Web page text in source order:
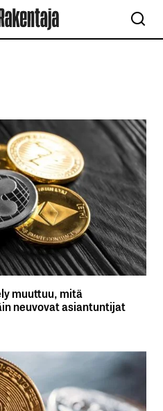
muuttuu, mitä
neuvovat asiantuntijat